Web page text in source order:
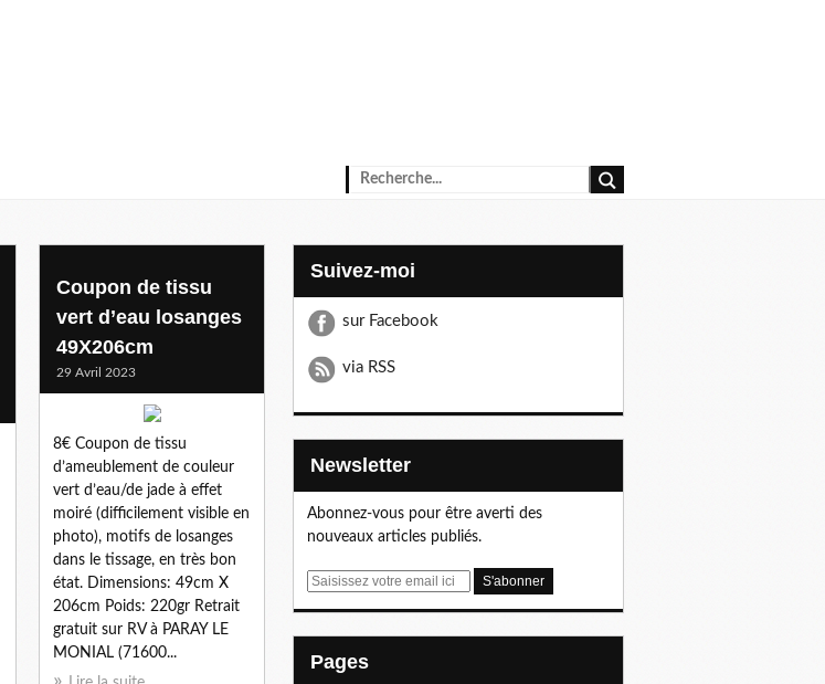
Coupon de tissu
vert d’eau losanges
49X206cm
29 Avril 2023
8€ Coupon de tissu
d’ameublement de couleur
vert d’eau/de jade à effet
moiré (difficilement visible en
photo), motifs de losanges
dans le tissage, en très bon
état. Dimensions: 49cm X
206cm Poids: 220gr Retrait
gratuit sur RV à PARAY LE
MONIAL (71600...
Suivez-moi
sur Facebook
via RSS
Newsletter
Abonnez-vous pour être averti des
nouveaux articles publiés.
E
Pages